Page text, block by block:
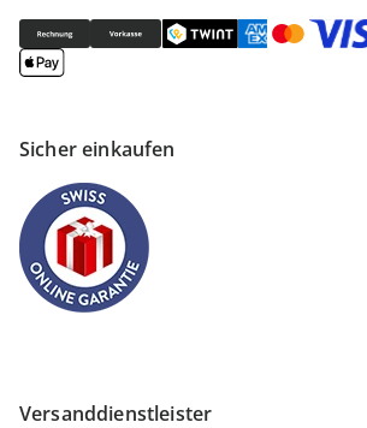
Sicher einkaufen
Versanddienstleister